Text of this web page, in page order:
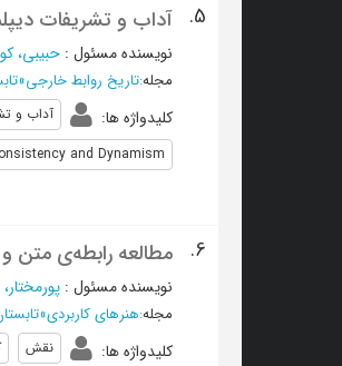
5. آداب و تشریفات
نویسنده مسئول : حبیبی،
مجله:تاریخ روابط خارجی»
کلیدواژه ها: آداب و
and Dynamism
6. مطالعه رابطه‌ی متن
نویسنده مسئول :
مجله:هنرهای کاربردی»تابستان 1404 -
کلیدواژه ها: نقش